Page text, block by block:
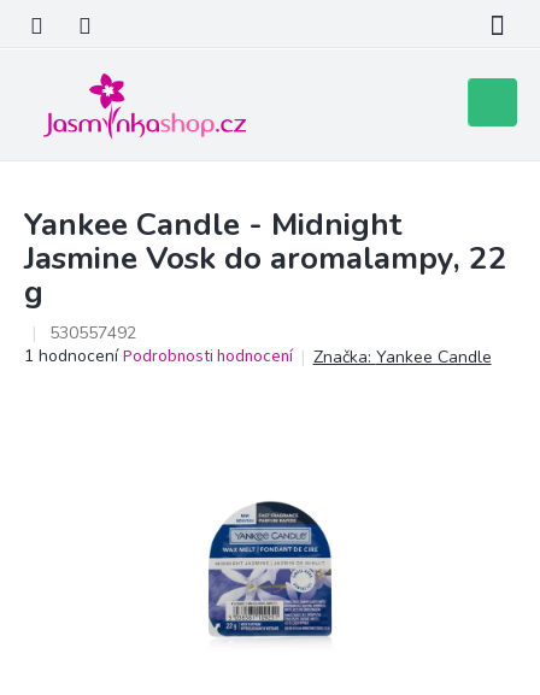
obsah
košík
Yankee Candle - Midnight
Jasmine Vosk do aromalampy, 22
g
530557492
Průměrné
1 hodnocení Podrobnosti hodnocení Značka: Yankee Candle